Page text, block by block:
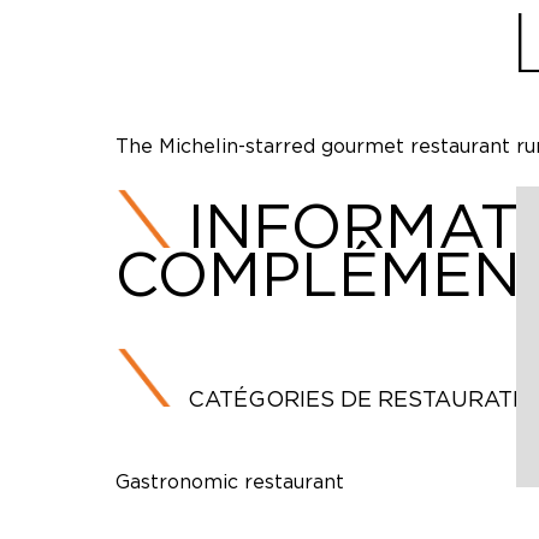
The Michelin-starred gourmet restaurant
CATÉGORIES DE
Gastronomic restaurant